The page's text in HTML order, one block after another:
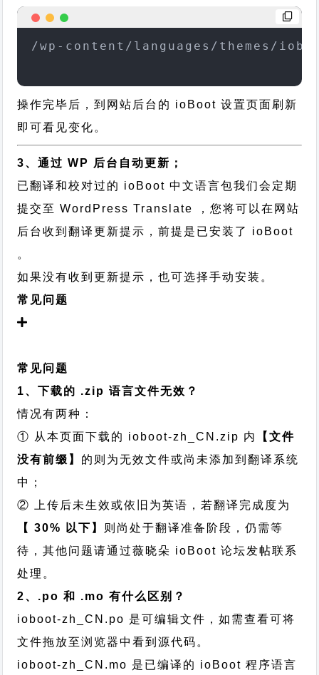
/wp-content/languages/themes/
操作完毕后，到网站后台的 ioBoot 设置页面刷新
即可看见变化。
3、通过 WP 后台自动更新；
已翻译和校对过的 ioBoot 中文语言包我们会定期
提交至 WordPress Translate ，您将可以在网站
后台收到翻译更新提示，前提是已安装了 ioBoot
。
如果没有收到更新提示，也可选择手动安装。
常见问题
常见问题
1、下载的 .zip 语言文件无效？
情况有两种：
① 从本页面下载的 ioboot-zh_CN.zip 内
【文件
没有前缀】 的则为无效文件或尚未添加到翻译系统
中；
② 上传后未生效或依旧为英语，若翻译完成度为
【 30% 以下】 则尚处于翻译准备阶段，仍需等
待，其他问题请通过薇晓朵 ioBoot 论坛发帖联系
处理。
2、.po 和 .mo 有什么区别？
ioboot-zh_CN.po 是可编辑文件，如需查看可将
文件拖放至浏览器中看到源代码。
ioboot-zh_CN.mo 是已编译的 ioBoot 程序语言